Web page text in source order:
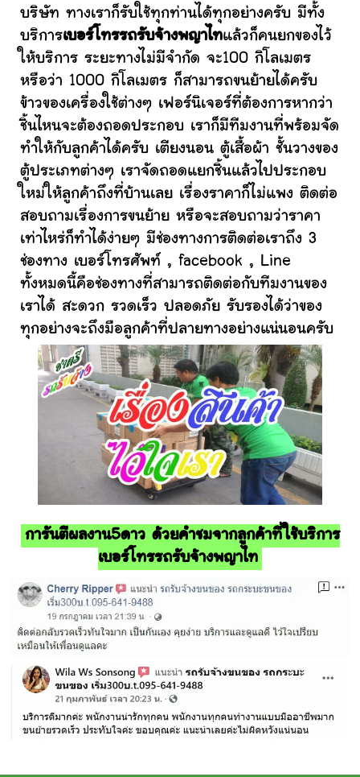
บริษัท ทางเราก็รับใช้ทุกท่านได้ทุกอย่างครับ มีทั้ง
บริการเบอร์โทรรถรับจ้างพญาไทแล้วก็คนยกของไว้
ให้บริการ ระยะทางไม่มีจำกัด จะ100 กิโลเมตร
หรือว่า 1000 กิโลเมตร ก็สามารถขนย้ายได้ครับ
ข้าวของเครื่องใช้ต่างๆ เฟอร์นิเจอร์ที่ต้องการหากว่า
ชิ้นไหนจะต้องถอดประกอบ เราก็มีทีมงานที่พร้อมจัด
ทำให้กับลูกค้าได้ครับ เตียงนอน ตู้เสื้อผ้า ชั้นวางของ
ตู้ประเภทต่างๆ เราจัดถอดแยกชิ้นแล้วไปประกอบ
ใหม่ให้ลูกค้าถึงที่บ้านเลย เรื่องราคาก็ไม่แพง ติดต่อ
สอบถามเรื่องการขนย้าย หรือจะสอบถามว่าราคา
เท่าไหร่ก็ทำได้ง่ายๆ มีช่องทางการติดต่อเราถึง 3
ช่องทาง เบอร์โทรศัพท์ , facebook , Line
ทั้งหมดนี้คือช่องทางที่สามารถติดต่อกับทีมงานของ
เราได้ สะดวก รวดเร็ว ปลอดภัย รับรองได้ว่าของ
ทุกอย่างจะถึงมือลูกค้าที่ปลายทางอย่างแน่นอนครับ
การันตีผลงาน5ดาว ด้วยคำชมจากลูกค้าที่ใช้บริการ
เบอร์โทรรถรับจ้างพญาไท